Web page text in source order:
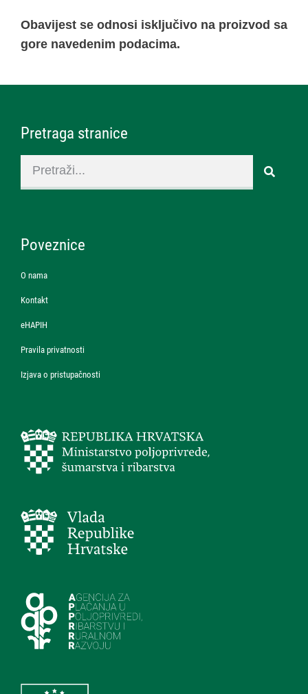
Obavijest se odnosi isključivo na proizvod sa
gore navedenim podacima.
Pretraga stranice
Poveznice
O nama
Kontakt
eHAPIH
Pravila privatnosti
Izjava o pristupačnosti